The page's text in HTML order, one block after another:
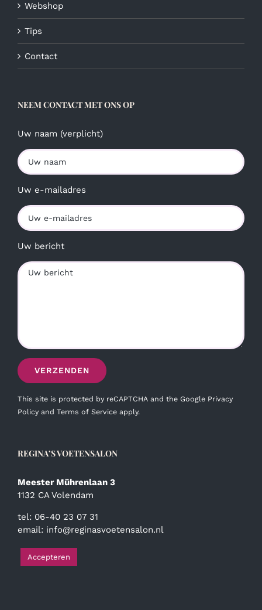
Webshop
Tips
Contact
NEEM CONTACT MET ONS OP
Uw naam (verplicht)
Uw e-mailadres
Uw bericht
This site is protected by reCAPTCHA and the Google Privacy
Policy and Terms of Service apply.
REGINA’S VOETENSALON
Meester Mührenlaan 3
1132 CA Volendam
tel: 06-40 23 07 31
email: info@reginasvoetensalon.nl
Accepteren